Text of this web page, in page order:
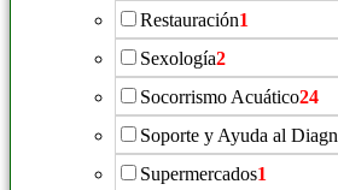
Restauración1
Sexología2
Socorrismo Acuático24
Soporte y Ayuda al
Supermercados1